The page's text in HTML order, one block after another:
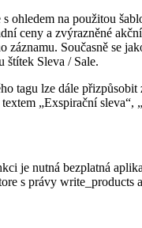
ohledem na použitou
ceny a zvýrazněné
záznamu. Současně se
štítek Sleva / Sale.
tagu lze dále přizpůsobit
„Exspirační sleva“,
je nutná bezplatná
s právy write_products